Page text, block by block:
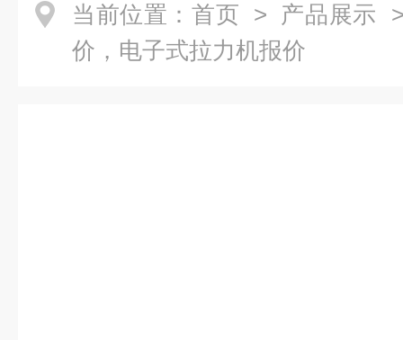
当前位置： 首页 > 产品展示
价，电子式拉力机报价